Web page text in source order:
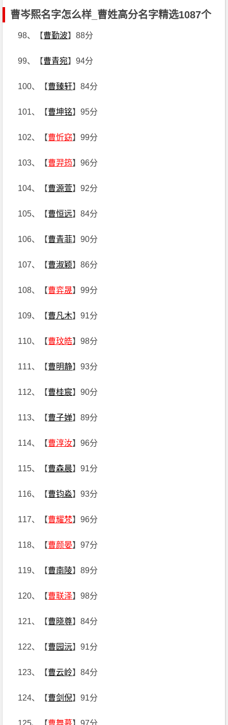
曹岑熙名字怎么样_曹姓高分名字精选1087个
98、【曹勤波】88分
99、【曹青宛】94分
100、【曹臻轩】84分
101、【曹坤铭】95分
102、【曹忻窈】99分
103、【曹羿筠】96分
104、【曹源萱】92分
105、【曹恒远】84分
106、【曹青菲】90分
107、【曹淑颖】86分
108、【曹弈晟】99分
109、【曹凡木】91分
110、【曹玟皓】98分
111、【曹明静】93分
112、【曹桂宸】90分
113、【曹子婵】89分
114、【曹淳汝】96分
115、【曹森晨】91分
116、【曹钧淼】93分
117、【曹耀梵】96分
118、【曹颜晏】97分
119、【曹南陵】89分
120、【曹联泽】98分
121、【曹晓尊】84分
122、【曹园沅】91分
123、【曹云岭】84分
124、【曹剑倪】91分
125、【曹舞慕】97分